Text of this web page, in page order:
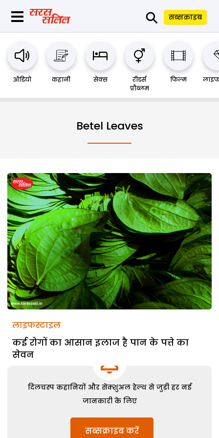
⚲ सब्सक्राइब
ऑडियो कहानी सेक्स
रीडर्स
प्रौब्लम
फिल्म
Betel Leaves
लाइफस्टाइल
कई रोगों का आसान इलाज है पान के पत्ते का
सेवन
दिलचस्प कहानियों और सेक्शुअल हेल्थ से जुड़ी हर नई
जानकारी के लिए
सब्सक्राइब करें